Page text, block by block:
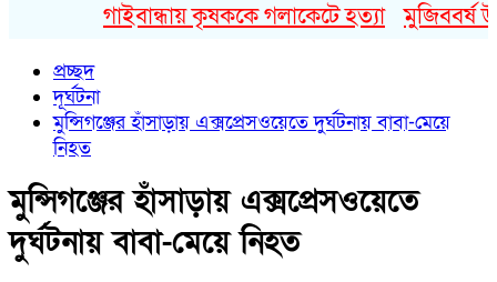
গাইবান্ধায় কৃষককে গলাকেটে হত্যা মুজিববর্ষ
প্রচ্ছদ
দূর্ঘটনা
মুন্সিগঞ্জের হাঁসাড়ায় এক্সপ্রেসওয়েতে দুর্ঘটনায় বাবা-মেয়ে
নিহত
মুন্সিগঞ্জের হাঁসাড়ায় এক্সপ্রেসওয়েতে
দুর্ঘটনায় বাবা-মেয়ে নিহত